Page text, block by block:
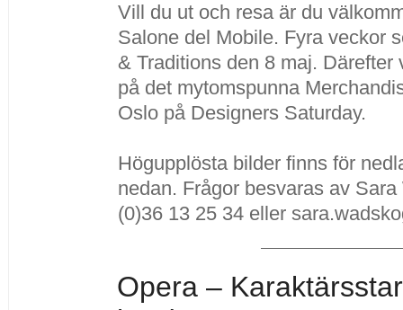
Vill du ut och resa är du
Salone del Mobile. Fyra veckor
& Traditions den 8 maj.
på det mytomspunna
Oslo på Designers Saturday.
Högupplösta bilder finns för
nedan. Frågor besvaras av
(0)36 13 25 34 eller
Opera –